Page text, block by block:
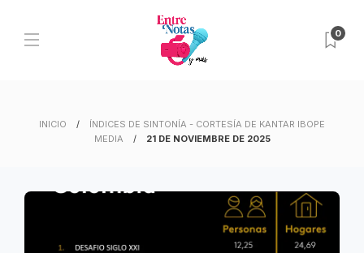
0
INICIO
ÍNDICES DE SINTONÍA - CORTESÍA DE KANTAR IBOPE
MEDIA
21 DE NOVIEMBRE DE 2025